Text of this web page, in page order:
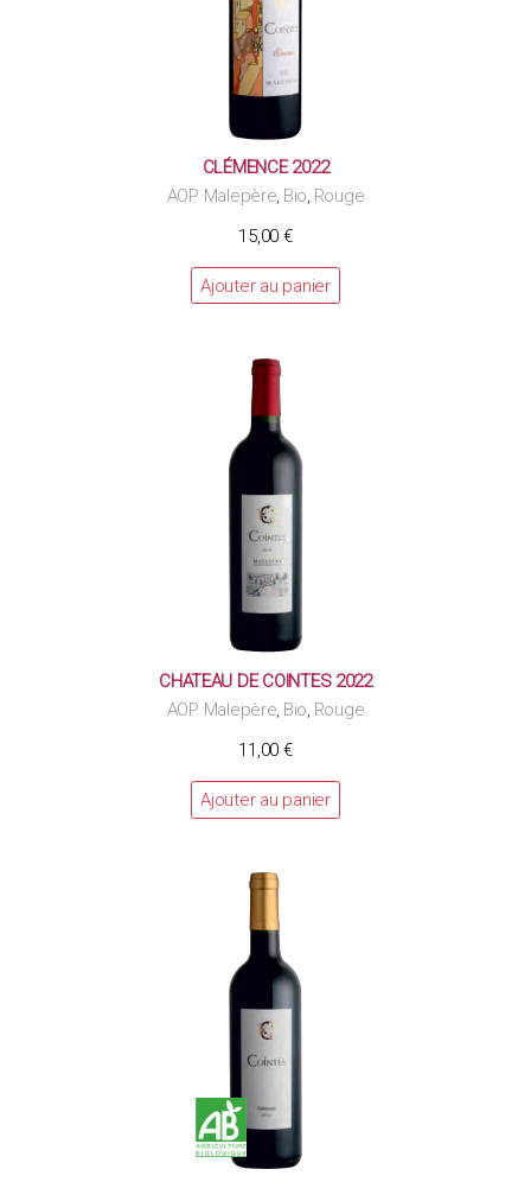
CLÉMENCE 2022
AOP Malepère, Bio, Rouge
15,00 €
Ajouter au panier
CHATEAU DE COINTES 2022
AOP Malepère, Bio, Rouge
11,00 €
Ajouter au panier